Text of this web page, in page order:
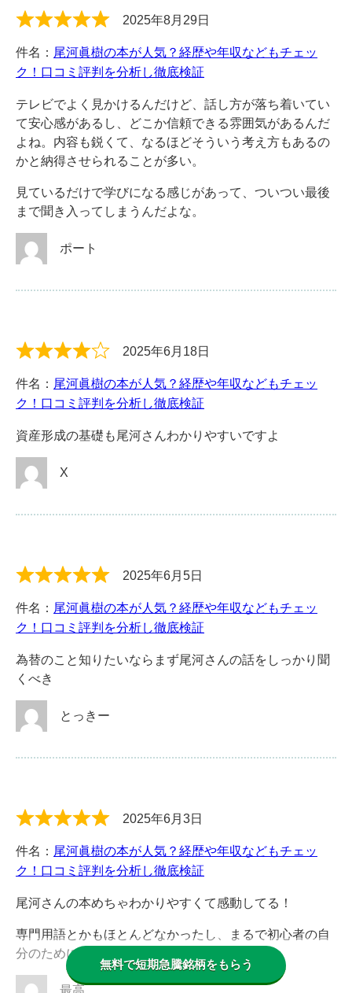
2025年8月29日
件名： 尾河眞樹の本が人気？経歴や年収などもチェッ
ク！口コミ評判を分析し徹底検証
テレビでよく見かけるんだけど、話し方が落ち着いてい
て安心感があるし、どこか信頼できる雰囲気があるんだ
よね。内容も鋭くて、なるほどそういう考え方もあるの
かと納得させられることが多い。
見ているだけで学びになる感じがあって、ついつい最後
まで聞き入ってしまうんだよな。
ポート
2025年6月18日
件名： 尾河眞樹の本が人気？経歴や年収などもチェッ
ク！口コミ評判を分析し徹底検証
資産形成の基礎も尾河さんわかりやすいですよ
X
2025年6月5日
件名： 尾河眞樹の本が人気？経歴や年収などもチェッ
ク！口コミ評判を分析し徹底検証
為替のこと知りたいならまず尾河さんの話をしっかり聞
くべき
とっきー
2025年6月3日
件名： 尾河眞樹の本が人気？経歴や年収などもチェッ
ク！口コミ評判を分析し徹底検証
尾河さんの本めちゃわかりやすくて感動してる！
専門用語とかもほとんどなかったし、まるで初心者の自
分のために作られたような( ﾟДﾟ)ビックリダヨ
最高
無料で短期急騰銘柄をもらう